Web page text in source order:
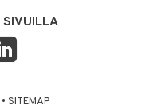
SIVUILLA
• SITEMAP